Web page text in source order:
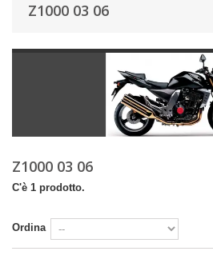
Z1000 03 06
Z1000 03 06
C'è 1 prodotto.
Ordina